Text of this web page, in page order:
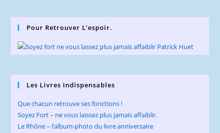
Pour Retrouver L’espoir.
Les Livres Indispensables
Que chacun retrouve ses fonctions !
Soyez Fort – ne vous laissez plus jamais affaiblir.
Le Rhône – l’album-photo du livre anniversaire